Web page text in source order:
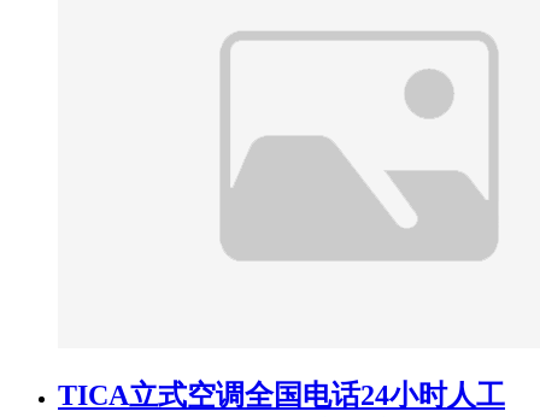
TICA立式空调全国电话24小时人工